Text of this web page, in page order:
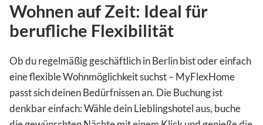
Wohnen auf Zeit: Ideal für
berufliche Flexibilität
Ob du regelmäßig geschäftlich in Berlin bist oder einfach
eine flexible Wohnmöglichkeit suchst – MyFlexHome
passt sich deinen Bedürfnissen an. Die Buchung ist
denkbar einfach: Wähle dein Lieblingshotel aus, buche